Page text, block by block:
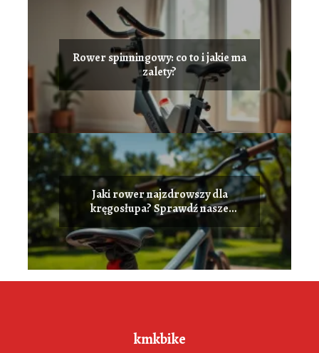
Rower spinningowy: co to i jakie ma
zalety?
Jaki rower najzdrowszy dla
kręgosłupa? Sprawdź nasze
rekomendacje!
kmkbike